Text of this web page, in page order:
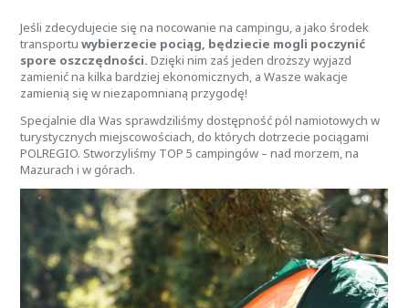
Jeśli zdecydujecie się na nocowanie na campingu, a jako środek
transportuwybierzecie pociąg, będziecie mogli poczynić
spore oszczędności. Dzięki nim zaś jeden droższy wyjazd
zamienić na kilka bardziej ekonomicznych, a Wasze wakacje
zamienią się w niezapomnianą przygodę!
Specjalnie dla Was sprawdziliśmy dostępność pól namiotowych w
turystycznych miejscowościach, do których dotrzecie pociągami
POLREGIO. Stworzyliśmy TOP 5 campingów – nad morzem, na
Mazurach i w górach.